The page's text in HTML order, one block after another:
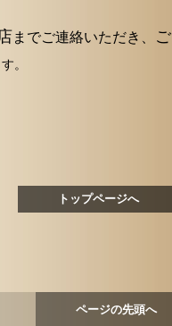
までご連絡いただき、 ご
。
トップページへ
ページの先頭へ